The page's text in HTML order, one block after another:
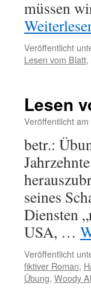
müssen
Veröffentlicht
Lesen vom Blatt,
Lesen
Veröffentlicht am
betr.:
seines
Diensten
USA, …
Veröffentlicht
fiktiver Roman,
Übung, Woody